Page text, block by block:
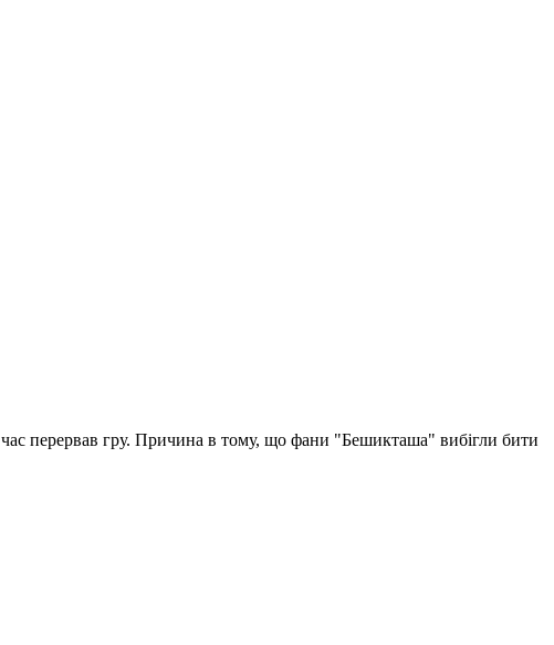
перервав гру. Причина в тому, що фани "Бешикташа" вибігли бити